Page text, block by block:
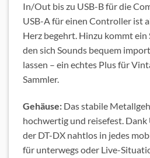
In/Out bis zu USB-B für die
USB-A für einen Controller ist
Herz begehrt. Hinzu kommt
den sich Sounds bequem
lassen – ein echtes Plus für
Sammler.
Gehäuse: Das stabile
hochwertig und reisefest. Dank
der DT-DX nahtlos in jedes
für unterwegs oder Live-